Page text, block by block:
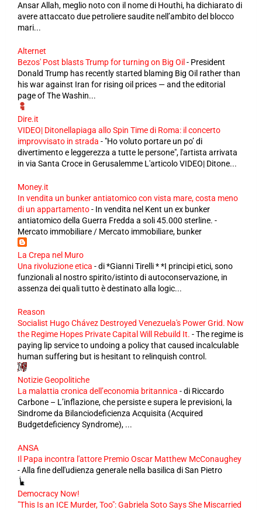
Ansar Allah, meglio noto con il nome di Houthi, ha dichiarato di
avere attaccato due petroliere saudite nell’ambito del blocco
mari...
Alternet
Bezos' Post blasts Trump for turning on Big Oil - President
Donald Trump has recently started blaming Big Oil rather than
his war against Iran for rising oil prices — and the editorial
page of The Washin...
Dire.it
VIDEO| Ditonellapiaga allo Spin Time di Roma: il concerto
improvvisato in strada - "Ho voluto portare un po’ di
divertimento e leggerezza a tutte le persone", l'artista arrivata
in via Santa Croce in Gerusalemme L'articolo VIDEO| Ditone...
Money.it
In vendita un bunker antiatomico con vista mare, costa meno
di un appartamento- In vendita nel Kent un ex bunker
antiatomico della Guerra Fredda a soli 45.000 sterline. -
Mercato immobiliare / Mercato immobiliare, bunker
La Crepa nel Muro
Una rivoluzione etica -di *Gianni Tirelli * *I principi etici, sono
funzionali al nostro spirito/istinto di autoconservazione, in
assenza dei quali tutto è destinato alla logic...
Reason
Socialist Hugo Chávez Destroyed Venezuela's Power Grid. Now
the Regime Hopes Private Capital Will Rebuild It. -The regime is
paying lip service to undoing a policy that caused incalculable
human suffering but is hesitant to relinquish control.
Notizie Geopolitiche
La malattia cronica dell’economia britannica -di Riccardo
Carbone – L’inflazione, che persiste e supera le previsioni, la
Sindrome da Bilanciodeficienza Acquisita (Acquired
Budgetdeficiency Syndrome), ...
ANSA
Il Papa incontra l'attore Premio Oscar Matthew McConaughey
-Alla fine dell'udienza generale nella basilica di San Pietro
Democracy Now!
"This Is an ICE Murder, Too": Gabriela Soto Says She Miscarried